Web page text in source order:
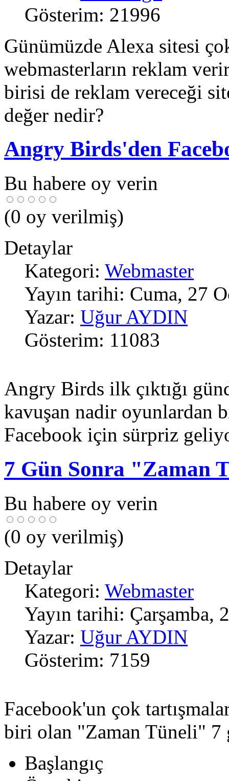
Gösterim: 21996
Günümüzde Alexa sitesi
webmasterların reklam
birisi de reklam vereceği
değer nedir?
Angry Birds'den
Bu habere oy verin
(0 oy verilmiş)
Detaylar
Kategori: Webmaster
Yayın tarihi: Cuma, 27
Yazar: Uğur AYDIN
Gösterim: 11083
Angry Birds ilk çıktığı
kavuşan nadir
Facebook için sürpriz
7 Gün Sonra "Zaman
Bu habere oy verin
(0 oy verilmiş)
Detaylar
Kategori: Webmaster
Yayın tarihi: Çarşamba,
Yazar: Uğur AYDIN
Gösterim: 7159
Facebook'un çok
biri olan "Zaman Tüneli" 7
Başlangıç